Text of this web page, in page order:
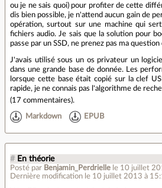
ou je ne sais quoi) pour profiter de cette
dis bien possible, je n'attend aucun gain de
opération, surtout sur une machine qui
fichiers audio. Je sais que la solution pour
passe par un SSD, ne prenez pas ma question
J'avais utilisé sous un os privateur un
dans une grande base de donnée. Les
lorsque cette base était copié sur la clef
rapide, je ne connais pas l'algorithme de
(17 commentaires).
Markdown EPUB
# En théorie
Posté par Benjamin_Perdrielle le 10 juillet
Dernière modification le 10 juillet 2013 à